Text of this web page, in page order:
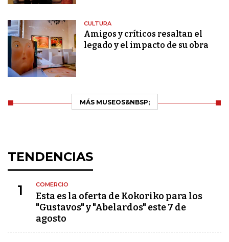
CULTURA
Amigos y críticos resaltan el
legado y el impacto de su obra
MÁS MUSEOS&NBSP;
TENDENCIAS
1 COMERCIO
Esta es la oferta de Kokoriko para los
"Gustavos" y "Abelardos" este 7 de
agosto